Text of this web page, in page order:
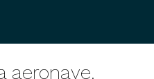
aeronave.